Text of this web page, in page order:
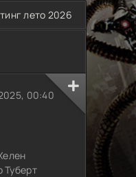
лето 2026
00:40